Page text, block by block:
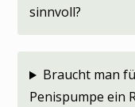
sinnvoll?
Braucht man
Penispumpe ein